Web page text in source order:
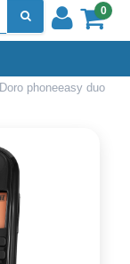
0
Doro phoneeasy duo